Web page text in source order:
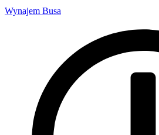
Wynajem Busa